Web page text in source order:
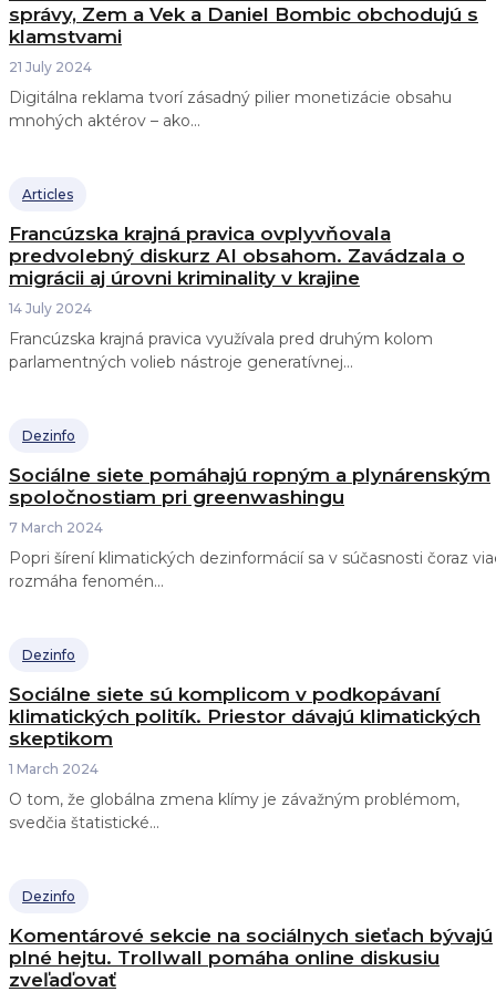
správy, Zem a Vek a Daniel Bombic obchodujú s
klamstvami
21 July 2024
Digitálna reklama tvorí zásadný pilier monetizácie obsahu
mnohých aktérov – ako...
Articles
Francúzska krajná pravica ovplyvňovala
predvolebný diskurz AI obsahom. Zavádzala o
migrácii aj úrovni kriminality v krajine
14 July 2024
Francúzska krajná pravica využívala pred druhým kolom
parlamentných volieb nástroje generatívnej...
Dezinfo
Sociálne siete pomáhajú ropným a plynárenským
spoločnostiam pri greenwashingu
7 March 2024
Popri šírení klimatických dezinformácií sa v súčasnosti čoraz
rozmáha fenomén...
Dezinfo
Sociálne siete sú komplicom v podkopávaní
klimatických politík. Priestor dávajú klimatických
skeptikom
1 March 2024
O tom, že globálna zmena klímy je závažným problémom,
svedčia štatistické...
Dezinfo
Komentárové sekcie na sociálnych sieťach bývajú
plné hejtu. Trollwall pomáha online diskusiu
zveľaďovať